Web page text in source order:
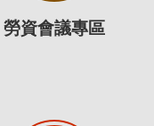
勞資會議專區